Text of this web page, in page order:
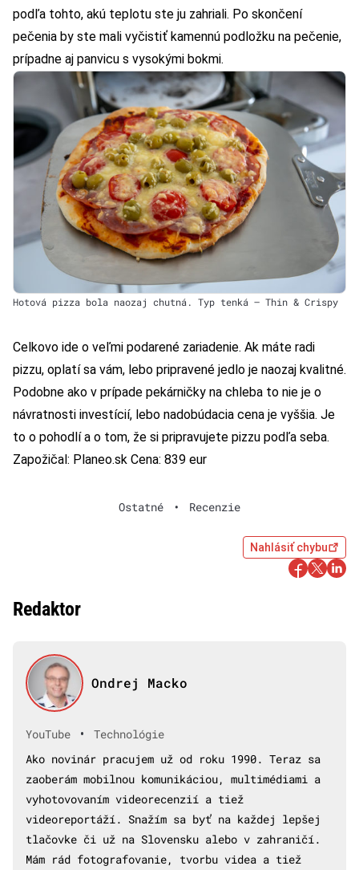
podľa tohto, akú teplotu ste ju zahriali. Po skončení
pečenia by ste mali vyčistiť kamennú podložku na pečenie,
prípadne aj panvicu s vysokými bokmi.
Hotová pizza bola naozaj chutná. Typ tenká – Thin & Crispy
Celkovo ide o veľmi podarené zariadenie. Ak máte radi
pizzu, oplatí sa vám, lebo pripravené jedlo je naozaj kvalitné.
Podobne ako v prípade pekárničky na chleba to nie je o
návratnosti investícií, lebo nadobúdacia cena je vyššia. Je
to o pohodlí a o tom, že si pripravujete pizzu podľa seba.
Zapožičal: Planeo.sk Cena: 839 eur
Ostatné • Recenzie
Nahlásiť chybu
Redaktor
Ondrej Macko
YouTube •
Technológie
Ako novinár pracujem už od roku 1990. Teraz sa
zaoberám mobilnou komunikáciou, multimédiami a
vyhotovovaním videorecenzií a tiež
videoreportáží. Snažím sa byť na každej lepšej
tlačovke či už na Slovensku alebo v zahraničí.
Mám rád fotografovanie, tvorbu videa a tiež